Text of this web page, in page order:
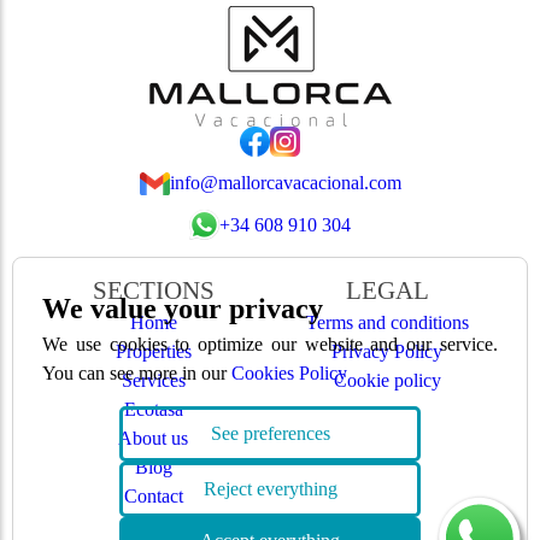
info@mallorcavacacional.com
+34 608 910 304
SECTIONS
Home
Properties
Services
Ecotasa
About us
Blog
Contact
LEGAL
Terms and conditions
Privacy Policy
Cookie policy
We value your privacy
We use cookies to optimize our website and our service.
You can see more in ourCookies Policy
See preferences
Reject everything